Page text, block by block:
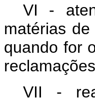
VI -
matérias
quando for
VII -